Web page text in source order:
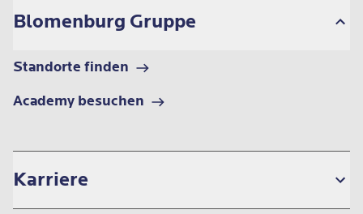
Blomenburg Gruppe
Standorte finden
Academy besuchen
Karriere